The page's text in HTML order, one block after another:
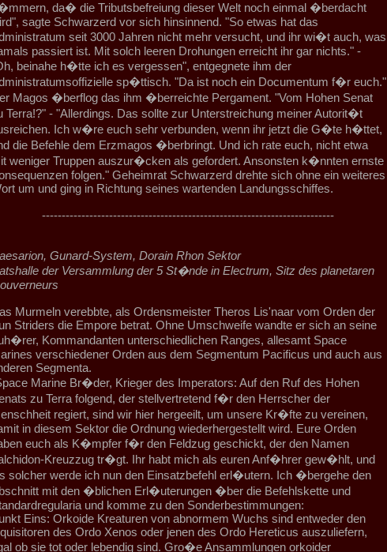
da� die Tributsbefreiung dieser Welt noch einmal �berdacht
sagte Schwarzerd vor sich hinsinnend. "So etwas hat das
seit 3000 Jahren nicht mehr versucht, und ihr wi�t auch, was
passiert ist. Mit solch leeren Drohungen erreicht ihr gar nichts." -
beinahe h�tte ich es vergessen", entgegnete ihm der
sp�ttisch. "Da ist noch ein Documentum f�r euch."
Magos �berflog das ihm �berreichte Pergament. "Vom Hohen Senat
Terra!?" - "Allerdings. Das sollte zur Unterstreichung meiner Autorit�t
Ich w�re euch sehr verbunden, wenn ihr jetzt die G�te h�ttet,
die Befehle dem Erzmagos �berbringt. Und ich rate euch, nicht etwa
weniger Truppen auszur�cken als gefordert. Ansonsten k�nnten ernste
folgen." Geheimrat Schwarzerd drehte sich ohne ein weiteres
um und ging in Richtung seines wartenden Landungsschiffes.
--------------------------------------------------------------------------
Gunard-System, Dorain Rhon Sektor
der Versammlung der 5 St�nde in Electrum, Sitz des planetaren
Murmeln verebbte, als Ordensmeister Theros Lis'naar vom Orden der
Striders die Empore betrat. Ohne Umschweife wandte er sich an seine
Kommandanten unterschiedlichen Ranges, allesamt Space
verschiedener Orden aus dem Segmentum Pacificus und auch aus
Segmenta.
Marine Br�der, Krieger des Imperators: Auf den Ruf des Hohen
zu Terra folgend, der stellvertretend f�r den Herrscher der
regiert, sind wir hier hergeeilt, um unsere Kr�fte zu vereinen,
in diesem Sektor die Ordnung wiederhergestellt wird. Eure Orden
euch als K�mpfer f�r den Feldzug geschickt, der den Namen
Kreuzzug tr�gt. Ihr habt mich als euren Anf�hrer gew�hlt, und
solcher werde ich nun den Einsatzbefehl erl�utern. Ich �bergehe den
mit den �blichen Erl�uterungen �ber die Befehlskette und
und komme zu den Sonderbestimmungen:
Eins: Orkoide Kreaturen von abnormem Wuchs sind entweder den
des Ordo Xenos oder jenen des Ordo Hereticus auszuliefern,
ob sie tot oder lebendig sind. Gro�e Ansammlungen orkoider